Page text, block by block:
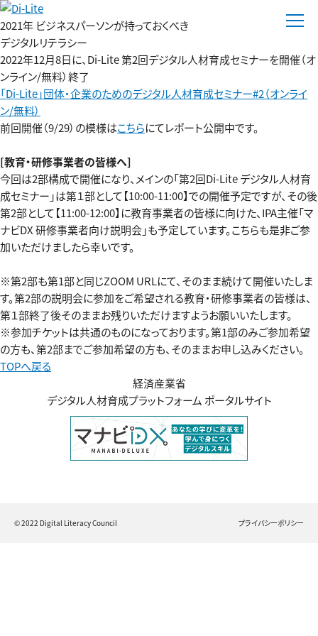
2021年 ビジネスパーソンが持っておくべき
デジタルリテラシー
2022年12月8日に、Di-Lite 第2回デジタル人材育成セミナーを開催（オ
ンライン/無料）終了
「Di-Lite」団体・企業のためのデジタル人材育成セミナー#2（オンライ
ン/無料）
前回開催（9/29）の模様はこちらにてレポート公開中です。
[教育・研修事業者の皆様へ]
今回は2部構成で開催になり、メインの「第2回Di-Lite デジタル人材育
成セミナー」は第１部として【10:00-11:00】での開催予定ですが、その後
第2部として【11:00-12:00】に教育事業者の皆様に向けた、IPA主催「マ
ナビDX 研修事業者向け説明会」も予定しています。こちらも是非ご参
加いただけましたら幸いです。
※第2部も第1部と同じZOOM URLにて、そのまま続けて開催いたしま
す。第2部の説明会に参加をご希望される教育・研修事業者の皆様は、
第１部終了後そのままお残りいただけますようお願いいたします。
※参加チケットは共通のものになっております。第1部のみご参加希望
の方も、第2部までご参加希望の方も、そのままお申し込みください。
TOPへ戻る
経済産業省
デジタル人材育成プラットフォーム ポータルサイト
© 2022 Digital Literacy Council プライバシーポリシー